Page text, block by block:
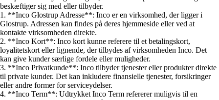
beskæftiger sig med eller tilbyder.
1. **Inco Glostrup Adresse**: Inco er en virksomhed, der ligger i
Glostrup. Adressen kan findes på deres hjemmeside eller ved at
kontakte virksomheden direkte.
2. **Inco Kort**: Inco kort kunne referere til et betalingskort,
loyalitetskort eller lignende, der tilbydes af virksomheden Inco. Det
kan give kunder særlige fordele eller muligheder.
3. **Inco Privatkunde**: Inco tilbyder tjenester eller produkter direkte
til private kunder. Det kan inkludere finansielle tjenester, forsikringer
eller andre former for serviceydelser.
4. **Inco Term**: Udtrykket Inco Term refererer muligvis til en